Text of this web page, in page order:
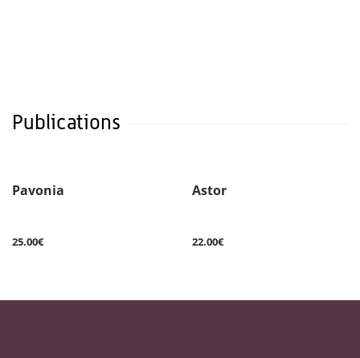
Publications
Pavonia
25.00€
Astor
22.00€